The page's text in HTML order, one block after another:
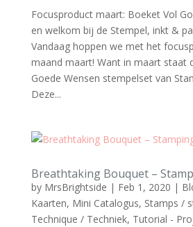
Focusproduct maart: Boeket Vol
en welkom bij de Stempel, inkt &
Vandaag hoppen we met het
maand maart! Want in maart staat
Goede Wensen stempelset van
Deze...
Breathtaking Bouquet –
by MrsBrightside | Feb 1, 2020 |
Kaarten, Mini Catalogus, Stamps /
Technique / Techniek, Tutorial -